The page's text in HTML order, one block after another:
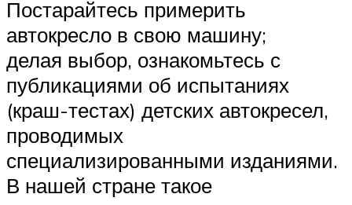
Постарайтесь примерить
автокресло в свою машину;
делая выбор, ознакомьтесь с
публикациями об испытаниях
(краш-тестах) детских автокресел,
проводимых
специализированными изданиями.
В нашей стране такое